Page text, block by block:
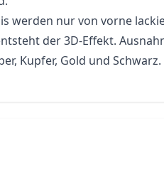
werden nur von vorne
der 3D-Effekt.
Kupfer, Gold und